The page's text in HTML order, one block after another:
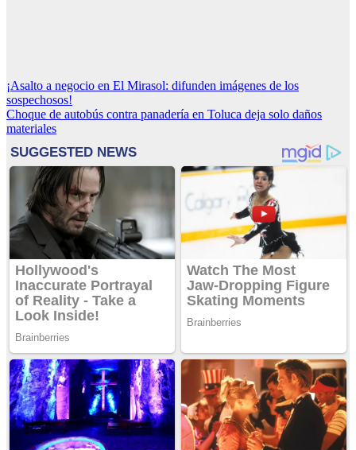
Navegación
de
entradas
¡Asalto a negocio en El Mirasol: difunden imágenes de los
sospechosos!
Choque de autobús contra panadería en Toluca deja solo daños
materiales